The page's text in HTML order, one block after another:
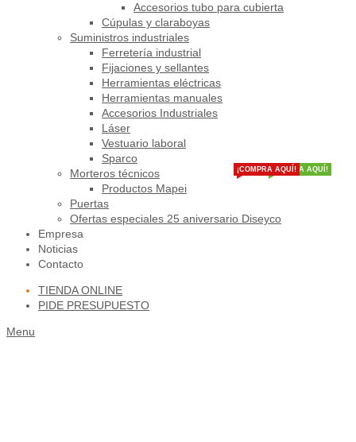
Accesorios tubo para cubierta
Cúpulas y claraboyas
Suministros industriales
Ferretería industrial
Fijaciones y sellantes
Herramientas eléctricas
Herramientas manuales
Accesorios Industriales
Láser
Vestuario laboral
Sparco
Morteros técnicos
Productos Mapei
Puertas
Ofertas especiales 25 aniversario Diseyco
¡COMPRA AQUÍ!
Empresa
Noticias
Contacto
TIENDA ONLINE
PIDE PRESUPUESTO
Menu
¡COMPRA AQUÍ!